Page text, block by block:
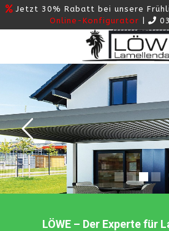
Jetzt 30% Rabatt bei unsere
Online-Konfigurator
LÖWE – Der Experte für